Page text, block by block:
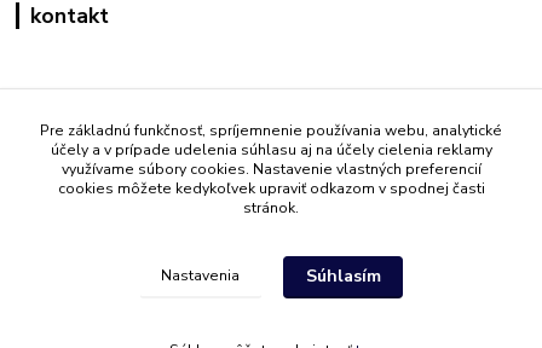
kontakt
+421 908 861 051
(Po - Pia 7:30-15:30)
info@mati.sk
Pre základnú funkčnosť, spríjemnenie používania webu, analytické
účely a v prípade udelenia súhlasu aj na účely cielenia reklamy
využívame súbory cookies. Nastavenie vlastných preferencií
cookies môžete kedykoľvek upraviť odkazom v spodnej časti
stránok.
Nastavenia Súhlasím